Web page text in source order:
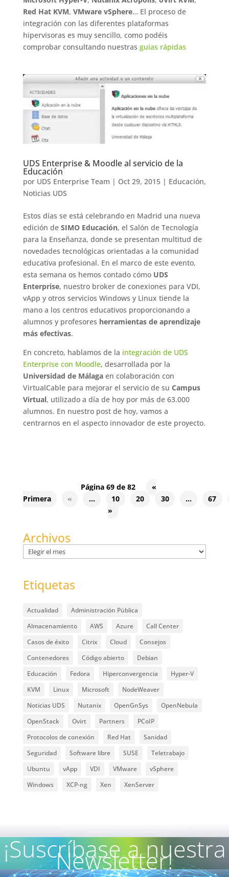
Red Hat KVM, VMware vSphere… El proceso de
integración con las diferentes plataformas
hipervisoras es muy sencillo, como podéis
comprobar consultando nuestras guías rápidas
UDS Enterprise & Moodle al servicio de la
Educación
por UDS Enterprise Team | Oct 29, 2015| Educación,
Noticias UDS
Estos días se está celebrando en Madrid una nueva
edición de SIMO Educación, el Salón de Tecnología
para la Enseñanza, donde se presentan multitud de
novedades tecnológicas orientadas a la comunidad
educativa profesional. En el marco de este evento,
esta semana os hemos contado cómo UDS
Enterprise, nuestro broker de conexiones para VDI,
vApp y otros servicios Windows y Linux tiende la
mano a los centros educativos proporcionando a
alumnos y profesores herramientas de aprendizaje
más efectivas.
En concreto, hablamos de la integración de UDS
Enterprise con Moodle, desarrollada por la
Universidad de Málagaen colaboración con
VirtualCable para mejorar el servicio de su Campus
Virtual, utilizado a día de hoy por más de 63.000
alumnos. En nuestro post de hoy, vamos a
centrarnos en el aspecto innovador de este proyecto.
Página 69 de 82
«
Primera
« ... 10 20 30 ...
67
»
Archivos
Archivos
Etiquetas
Actualidad
Administración Pública
Almacenamiento
AWS Azure
Call Center
Casos de éxito
Citrix Cloud
Consejos
Contenedores
Código abierto
Debian
Educación
Fedora Hiperconvergencia
Hyper-V
KVM
Linux Microsoft
NodeWeaver
Noticias UDS
Nutanix OpenGnSys
OpenNebula
OpenStack
Ovirt Partners
PCoIP
Protocolos de conexión
Red Hat
Sanidad
Seguridad
Software libre SUSE
Teletrabajo
Ubuntu
vApp VDI VMware
vSphere
Windows
XCP-ng Xen XenServer
¡Suscríbase a nuestra
Newsletter!